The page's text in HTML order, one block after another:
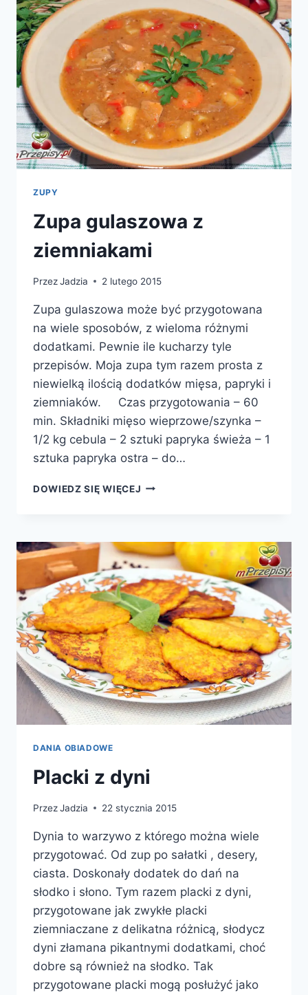
ZUPY
Zupa gulaszowa z
ziemniakami
PrzezJadzia 2 lutego 2015
Zupa gulaszowa może być przygotowana
na wiele sposobów, z wieloma różnymi
dodatkami. Pewnie ile kucharzy tyle
przepisów. Moja zupa tym razem prosta z
niewielką ilością dodatków mięsa, papryki i
ziemniaków. Czas przygotowania – 60
min. Składniki mięso wieprzowe/szynka –
1/2 kg cebula – 2 sztuki papryka świeża – 1
sztuka papryka ostra – do…
DOWIEDZ SIĘ WIĘCEJ ZUPA
DANIA OBIADOWE
Placki z dyni
PrzezJadzia 22 stycznia 2015
Dynia to warzywo z którego można wiele
przygotować. Od zup po sałatki , desery,
ciasta. Doskonały dodatek do dań na
słodko i słono. Tym razem placki z dyni,
przygotowane jak zwykłe placki
ziemniaczane z delikatna różnicą, słodycz
dyni złamana pikantnymi dodatkami, choć
dobre są również na słodko. Tak
przygotowane placki mogą posłużyć jako